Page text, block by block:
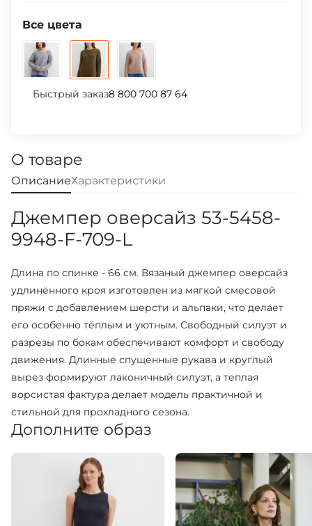
Все цвета
Быстрый заказ8 800 700 87 64
О товаре
ОписаниеХарактеристики
Джемпер оверсайз 53-5458-
9948-F-709-L
Длина по спинке - 66 см. Вязаный джемпер оверсайз
удлинённого кроя изготовлен из мягкой смесовой
пряжи с добавлением шерсти и альпаки, что делает
его особенно тёплым и уютным. Свободный силуэт и
разрезы по бокам обеспечивают комфорт и свободу
движения. Длинные спущенные рукава и круглый
вырез формируют лаконичный силуэт, а теплая
ворсистая фактура делает модель практичной и
стильной для прохладного сезона.
Дополните образ